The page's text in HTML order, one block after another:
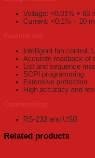
Voltage: <0.01% + 60
Current: <0.1% + 20
Intelligent fan control.
Accurate readback of
List and sequence
SCPI programming
Extensive protection
High accuracy and
RS-232 and USB
Related products